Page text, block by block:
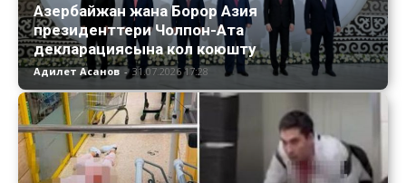
Азербайжан жана Борор Азия
президенттери Чолпон-Ата
декларациясына кол коюшту
Адилет Асанов - 31.07.2026 17:28